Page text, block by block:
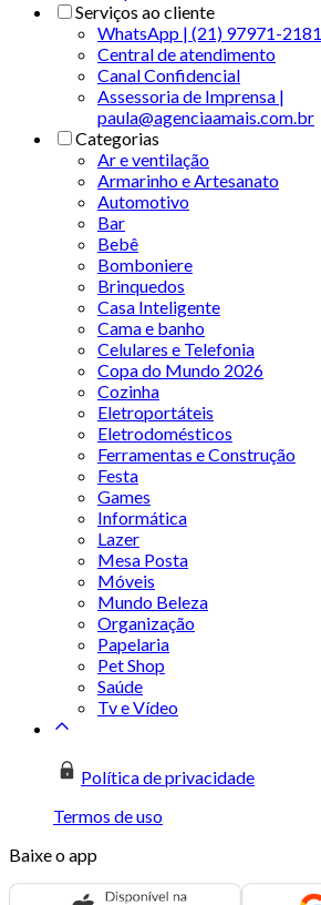
Serviços ao cliente
WhatsApp | (21) 97971-2181
Central de atendimento
Canal Confidencial
Assessoria de Imprensa |
paula@agenciaamais.com.br
Categorias
Ar e ventilação
Armarinho e Artesanato
Automotivo
Bar
Bebê
Bomboniere
Brinquedos
Casa Inteligente
Cama e banho
Celulares e Telefonia
Copa do Mundo 2026
Cozinha
Eletroportáteis
Eletrodomésticos
Ferramentas e Construção
Festa
Games
Informática
Lazer
Mesa Posta
Móveis
Mundo Beleza
Organização
Papelaria
Pet Shop
Saúde
Tv e Vídeo
Política de privacidade
Termos de uso
Baixe o app